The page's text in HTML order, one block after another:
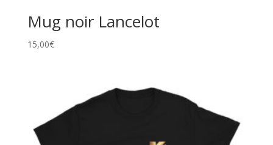
Mug noir Lancelot
15,00€